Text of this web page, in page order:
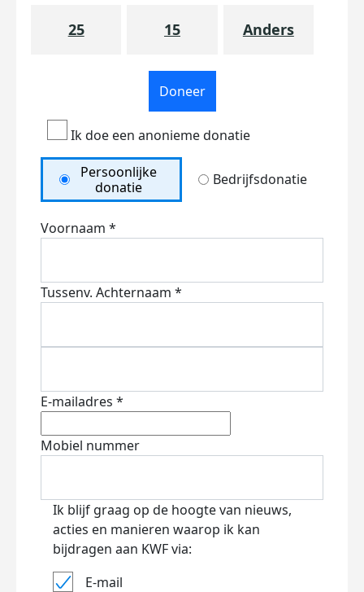
25 15 Anders
Doneer
Ik doe een anonieme donatie
Persoonlijke
donatie
Bedrijfsdonatie
Voornaam *
Tussenv. Achternaam *
E-mailadres *
Mobiel nummer
Ik blijf graag op de hoogte van nieuws,
acties en manieren waarop ik kan
bijdragen aan KWF via:
E-mail